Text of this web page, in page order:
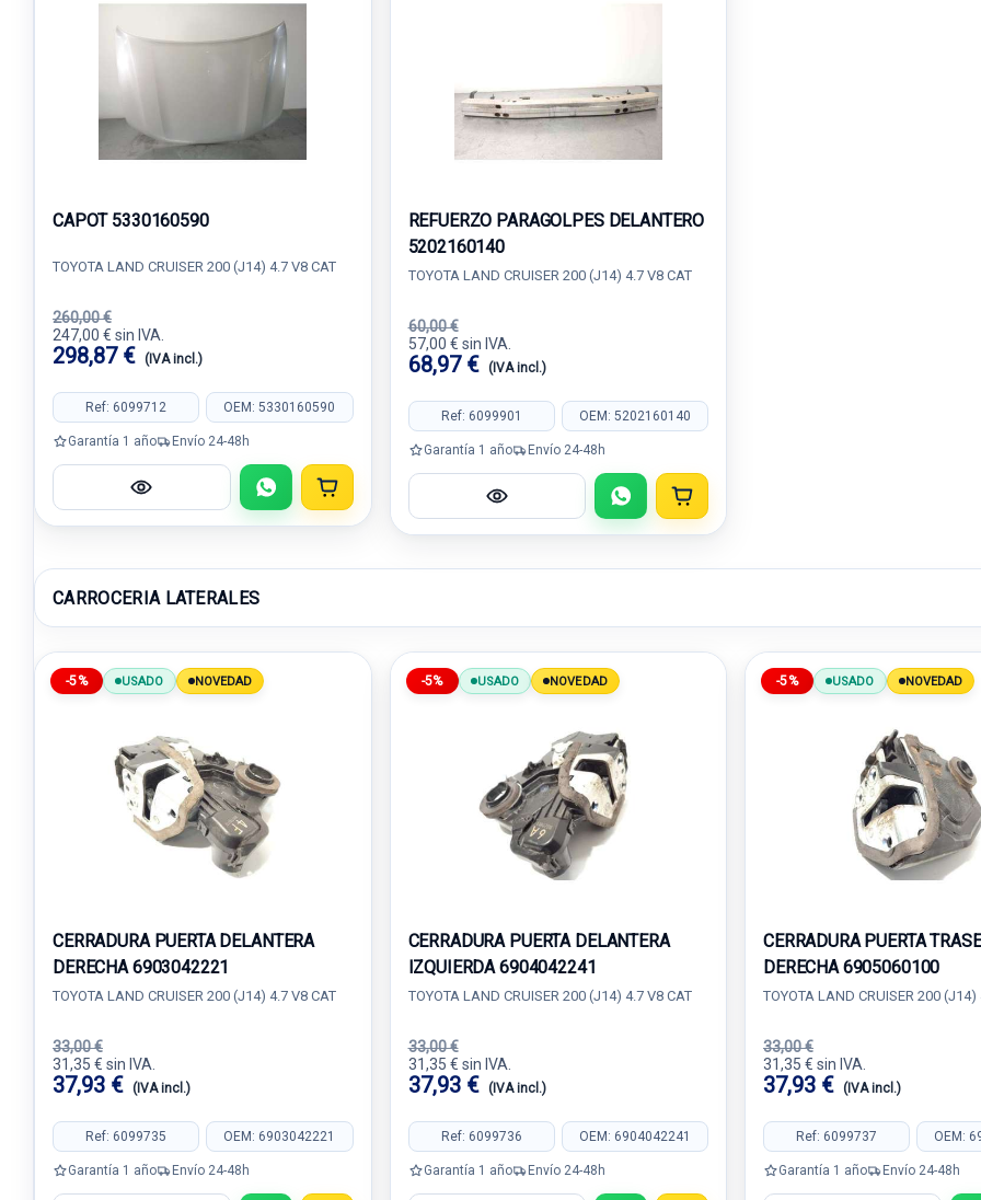
CAPOT 5330160590
TOYOTA LAND CRUISER 200 (J14) 4.7 V8 CAT
260,00 €
247,00 € sin IVA.
298,87 € (IVA incl.)
Ref: 6099712 OEM: 5330160590
Garantía 1 año Envío 24-48h
REFUERZO PARAGOLPES DELANTERO
5202160140
TOYOTA LAND CRUISER 200 (J14) 4.7 V8 CAT
60,00 €
57,00 € sin IVA.
68,97 € (IVA incl.)
Ref: 6099901 OEM: 5202160140
Garantía 1 año Envío 24-48h
CARROCERIA LATERALES
-5% USADO NOVEDAD
CERRADURA PUERTA DELANTERA
DERECHA 6903042221
TOYOTA LAND CRUISER 200 (J14) 4.7 V8 CAT
33,00 €
31,35 € sin IVA.
37,93 € (IVA incl.)
Ref: 6099735 OEM: 6903042221
Garantía 1 año Envío 24-48h
-5% USADO NOVEDAD
CERRADURA PUERTA DELANTERA
IZQUIERDA 6904042241
TOYOTA LAND CRUISER 200 (J14) 4.7 V8 CAT
33,00 €
31,35 € sin IVA.
37,93 € (IVA incl.)
Ref: 6099736 OEM: 6904042241
Garantía 1 año Envío 24-48h
-5% USADO NOVEDAD
CERRADURA PUERTA
DERECHA 6905060100
TOYOTA LAND CRUISER 200 (J14)
33,00 €
31,35 € sin IVA.
37,93 € (IVA incl.)
Ref: 6099737 OEM:
Garantía 1 año Envío 24-48h